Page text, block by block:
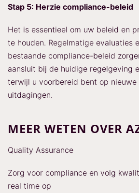
Stap 5: Herzie compliance-beleid
Het is essentieel om uw beleid en
te houden. Regelmatige evaluaties
bestaande compliance-beleid
aansluit bij de huidige regelgeving
terwijl u voorbereid bent op nieuwe
uitdagingen.
MEER WETEN OVER
Quality Assurance
Zorg voor compliance en volg
real time op